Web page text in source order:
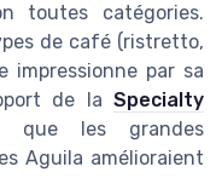
toutes catégories.
de café (ristretto,
impressionne par sa
de la Specialty
que les grandes
Aguila amélioraient